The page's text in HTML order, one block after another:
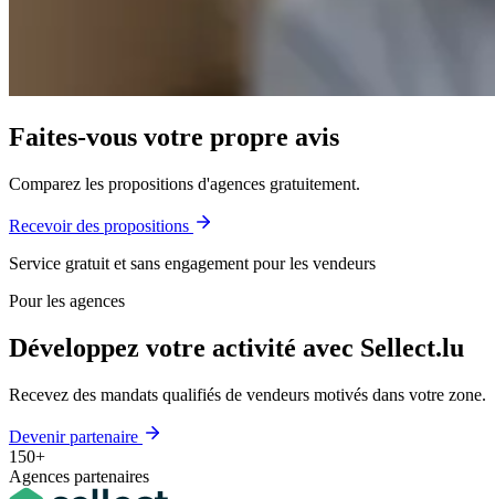
Faites-vous votre propre avis
Comparez les propositions d'agences gratuitement.
Recevoir des propositions
Service gratuit et sans engagement pour les vendeurs
Pour les agences
Développez votre activité avec Sellect.lu
Recevez des mandats qualifiés de vendeurs motivés dans votre zone.
Devenir partenaire
150+
Agences partenaires